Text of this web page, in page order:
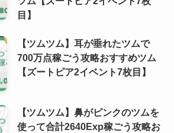
目】
【ツムツム】耳が垂れたツムで
700万点稼ごう攻略おすすめツム
【ズートピア2イベント7枚目】
【ツムツム】鼻がピンクのツムを
使って合計2640Exp稼ごう攻略お